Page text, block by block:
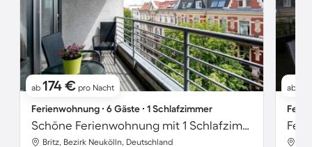
ab 174 € pro Nacht
Ferienwohnung ∙ 6 Gäste ∙ 1 Schlafzimmer
Schöne Ferienwohnung mit 1 Schlafzimmer für 6 Personen
Britz, Bezirk Neukölln, Deutschland
ab